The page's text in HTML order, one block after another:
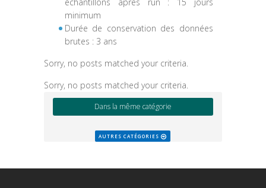
minimum
Durée de conservation des données
brutes : 3 ans
Sorry, no posts matched your criteria.
Sorry, no posts matched your criteria.
Dans la même catégorie
AUTRES CATÉGORIES